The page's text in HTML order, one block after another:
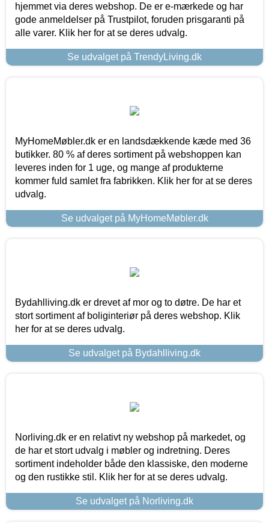
hjemmet via deres webshop. De er e-mærkede og har
gode anmeldelser på Trustpilot, foruden prisgaranti på
alle varer. Klik her for at se deres udvalg.
Se udvalget på TrendyLiving.dk
MyHomeMøbler.dk er en landsdækkende kæde med 36
butikker. 80 % af deres sortiment på webshoppen kan
leveres inden for 1 uge, og mange af produkterne
kommer fuld samlet fra fabrikken. Klik her for at se deres
udvalg.
Se udvalget på MyHomeMøbler.dk
Bydahlliving.dk er drevet af mor og to døtre. De har et
stort sortiment af boliginteriør på deres webshop. Klik
her for at se deres udvalg.
Se udvalget på Bydahlliving.dk
Norliving.dk er en relativt ny webshop på markedet, og
de har et stort udvalg i møbler og indretning. Deres
sortiment indeholder både den klassiske, den moderne
og den rustikke stil. Klik her for at se deres udvalg.
Se udvalget på Norliving.dk